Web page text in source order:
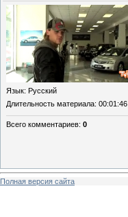
Язык: Русский
Длительность материала: 00:01:46
Всего комментариев: 0
Полная версия сайта